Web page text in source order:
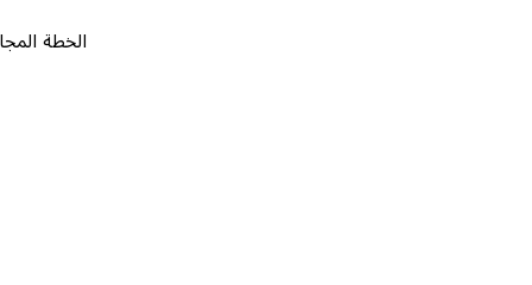
الخطة المجانية ٠